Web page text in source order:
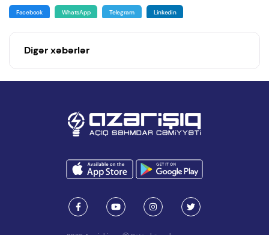
Facebook WhatsApp Telegram Linkedin
Digər xəbərlər